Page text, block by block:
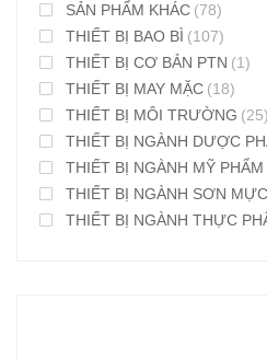
SẢN PHẨM KHÁC (78)
THIẾT BỊ BAO BÌ (107)
THIẾT BỊ CƠ BẢN PTN (1)
THIẾT BỊ MAY MẶC (18)
THIẾT BỊ MÔI TRƯỜNG (25)
THIẾT BỊ NGÀNH DƯỢC
THIẾT BỊ NGÀNH MỸ PHẨM
THIẾT BỊ NGÀNH SƠN
THIẾT BỊ NGÀNH THỰC